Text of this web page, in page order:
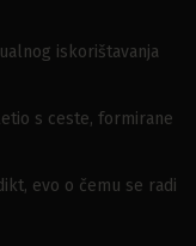
iskorištavanja
s ceste, formirane
evo o čemu se radi